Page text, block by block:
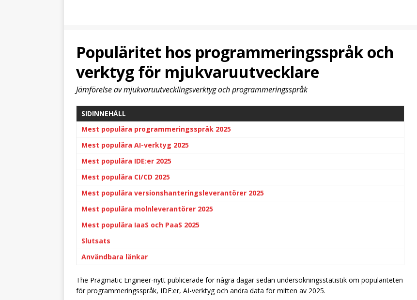
Populäritet hos programmeringsspråk och
verktyg för mjukvaruutvecklare
Jämförelse av mjukvaruutvecklingsverktyg och programmeringsspråk
SIDINNEHÅLL
Mest populära programmeringsspråk 2025
Mest populära AI-verktyg 2025
Mest populära IDE:er 2025
Mest populära CI/CD 2025
Mest populära versionshanteringsleverantörer 2025
Mest populära molnleverantörer 2025
Mest populära IaaS och PaaS 2025
Slutsats
Användbara länkar
The Pragmatic Engineer-nytt publicerade för några dagar sedan undersökningsstatistik om populariteten
för programmeringsspråk, IDE:er, AI-verktyg och andra data för mitten av 2025.